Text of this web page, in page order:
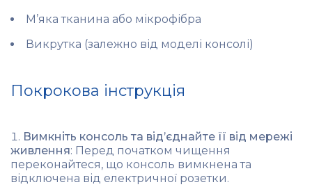
М’яка тканина або мікрофібра
Викрутка (залежно від моделі консолі)
Покрокова інструкція
Вимкніть консоль та від’єднайте її від мережі
живлення: Перед початком чищення
переконайтеся, що консоль вимкнена та
відключена від електричної розетки.